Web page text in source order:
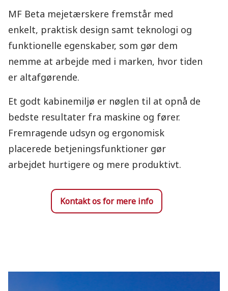
MF Beta mejetærskere fremstår med
enkelt, praktisk design samt teknologi og
funktionelle egenskaber, som gør dem
nemme at arbejde med i marken, hvor tiden
er altafgørende.
Et godt kabinemiljø er nøglen til at opnå de
bedste resultater fra maskine og fører.
Fremragende udsyn og ergonomisk
placerede betjeningsfunktioner gør
arbejdet hurtigere og mere produktivt.
Kontakt os for mere info